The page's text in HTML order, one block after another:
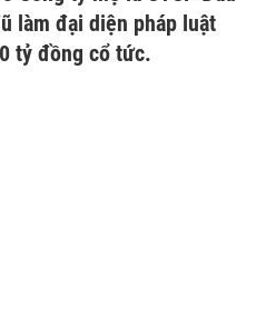
làm đại diện pháp luật
tỷ đồng cổ tức.